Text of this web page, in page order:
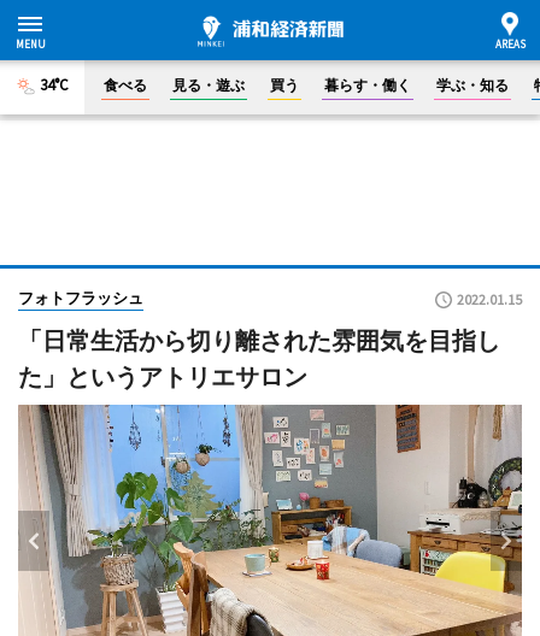
34°C 食べる 見る・遊ぶ 買う 暮らす・働く 学ぶ・知る
フォトフラッシュ 2022.01.15
「日常生活から切り離された雰囲気を目指し
た」というアトリエサロン